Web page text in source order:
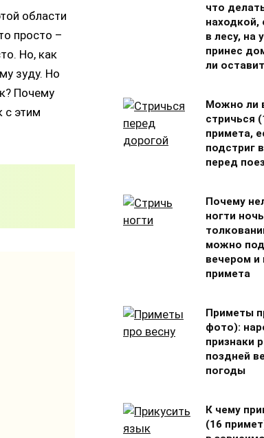
области
просто –
Но, как
зуду. Но
Почему
с этим
что
находкой,
в лесу, на
принес
ли
Можно ли
стричься
примета,
подстриг
перед
Почему
ногти
можно
вечером и
примета
Приметы
фото):
признаки
поздней
погоды
К чему
(16